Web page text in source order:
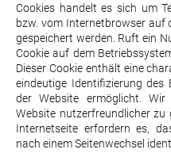
Cookies handelt es sich um
bzw. vom Internetbrowser auf
gespeichert werden. Ruft ein
Cookie auf dem
Dieser Cookie enthält eine
eindeutige Identifizierung des
der Website ermöglicht.
Website nutzerfreundlicher zu
Internetseite erfordern es,
nach einem Seitenwechsel